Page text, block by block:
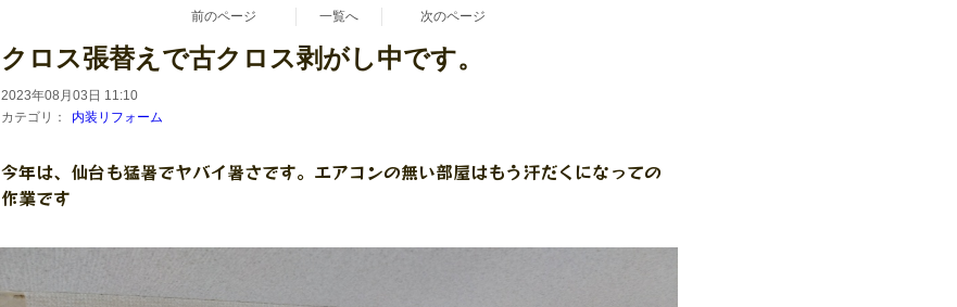
前のページ 一覧へ 次のページ
クロス張替えで古クロス剥がし中です。
2023年08月03日 11:10
カテゴリ：
内装リフォーム
今年は、仙台も猛暑でヤバイ暑さです。エアコンの無い部屋はもう汗だくになっての
作業です